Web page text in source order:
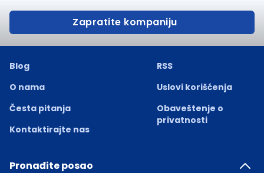
Zapratite kompaniju
Blog
O nama
Česta pitanja
Kontaktirajte nas
RSS
Uslovi korišćenja
Obaveštenje o
privatnosti
Pronađite posao